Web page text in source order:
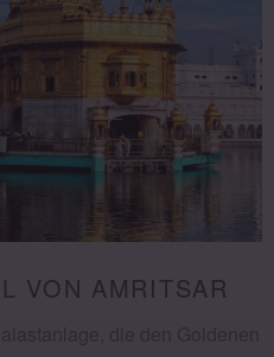
VON AMRITSAR